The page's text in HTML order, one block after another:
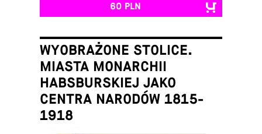
60 PLN
WYOBRAŻONE STOLICE.
MIASTA MONARCHII
HABSBURSKIEJ JAKO
CENTRA NARODÓW 1815-
1918
Łukasz Galusek